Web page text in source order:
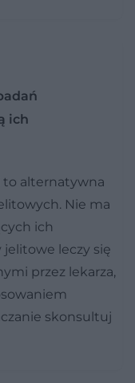
ich
to alternatywna
Nie ma
ich
jelitowe leczy się
przez lekarza,
skonsultuj